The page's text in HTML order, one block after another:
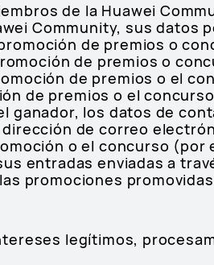
de la Huawei
Community, sus datos
de premios o
de premios o
de premios o el
de premios o el
ganador, los datos de
de correo
o el concurso (por
entradas enviadas a
promociones
legítimos,